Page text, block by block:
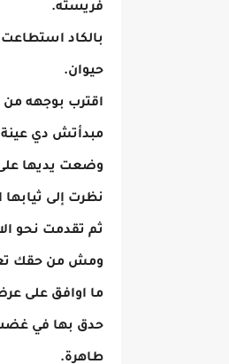
فريسته.
بالكاد
حيوان.
اقترب بوجهه
مبدأتش دي
وضعت يديها
نظرت إلى
ثم تقدمت نحو
ومش من حقك
ما اوافق على
حدق بها في غضب
طاهرة.